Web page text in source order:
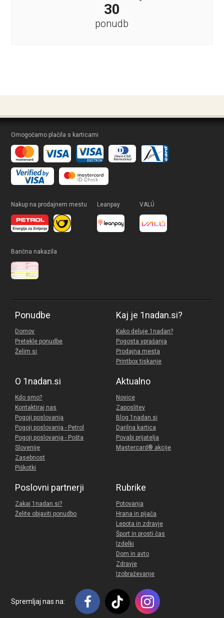
30
ponudb
Omogočamo plačila s karticami
Nakup na prodajnem mestu Leanpay VALÚ
Bančna nakazila
Ponudbe
Domov
Pretekle ponudbe
Želim si
Kaj je 1nadan.si?
Kako deluje 1nadan?
Pogosta vprašanja
Prodajna mesta
Printbox tiskanje
O 1nadan.si
Kdo smo?
Kontaktiraj nas
Pogoji poslovanja
Pogoji poslovanja - Petrol
Pogoji poslovanja - Pošta
Slovenije
Zasebnost
Piškotki
Aktualno
Novice
Zaposlitev
Blog 1nadan.si
Darilna kartica
Povabi prijatelja
Mastercard® akcije
Poslovni partnerji
Zakaj 1nadan.si?
Želite objaviti ponudbo
Rubrike
Potovanja
Hrana in pijača
Lepota in zdravje
Šport in prosti čas
Izdelki
Dom in avto
Zdravje
Izobraževanje
Spremljaj nas na: